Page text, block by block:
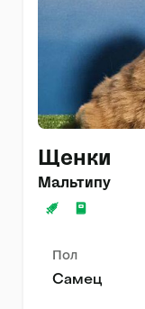
Щенки
Мальтипу
Пол
Самец